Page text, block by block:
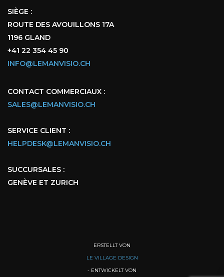
SIÈGE :
ROUTE DES AVOUILLONS 17A
1196 GLAND
+41 22 354 45 90
INFO@LEMANVISIO.CH
CONTACT COMMERCIAUX :
SALES@LEMANVISIO.CH
SERVICE CLIENT :
HELPDESK@LEMANVISIO.CH
SUCCURSALES :
GENÈVE ET ZURICH
ERSTELLT VON
LE VILLAGE DESIGN
- ENTWICKELT VON